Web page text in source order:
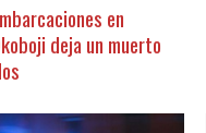
en
deja un muerto